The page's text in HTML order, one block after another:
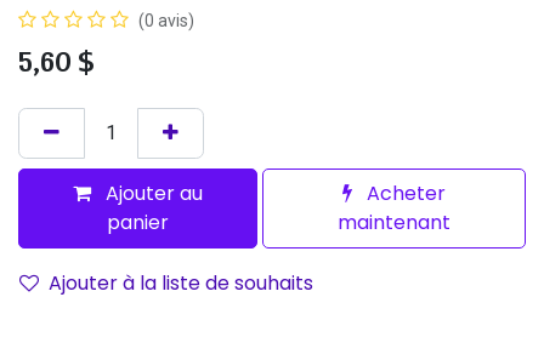
(0 avis)
5,60 $
Ajouter au
panier
Acheter
maintenant
Ajouter à la liste de souhaits